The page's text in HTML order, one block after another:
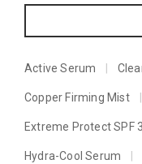
Active Serum
Copper Firming Mist
Extreme Protect SPF
Hydra-Cool Serum